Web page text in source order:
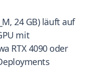
24 GB) läuft auf
mit
RTX 4090 oder